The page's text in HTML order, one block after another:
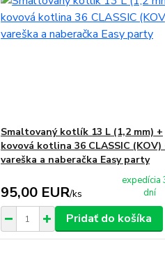
Smaltovaný kotlík 13 L (1,2 mm) +
kovová kotlina 36 CLASSIC (KOV)
vareška a naberačka Easy party
95,00 EUR/ks
expedícia
dní
Pridať do košíka